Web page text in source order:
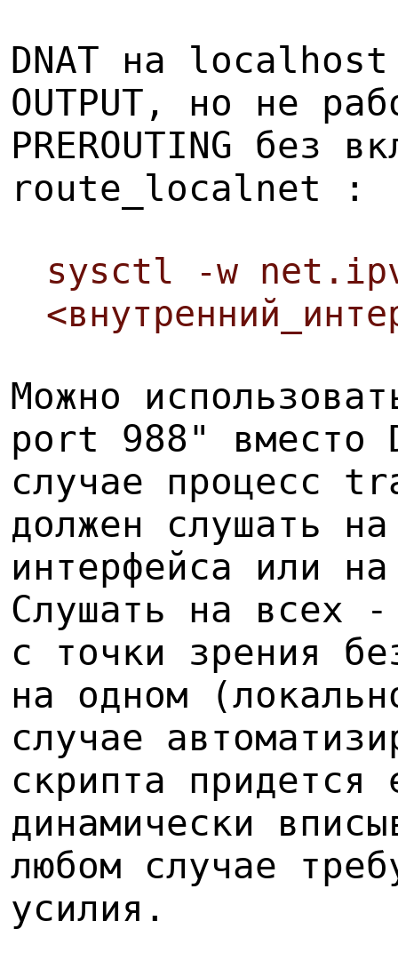
DNAT на localhost
OUTPUT, но не
PREROUTING без
route_localnet :
sysctl -w
Можно
port 988" вместо
случае процесс
должен слушать
интерфейса или
Слушать на всех
с точки зрения
на одном
случае
скрипта
динамически
любом случае
усилия.